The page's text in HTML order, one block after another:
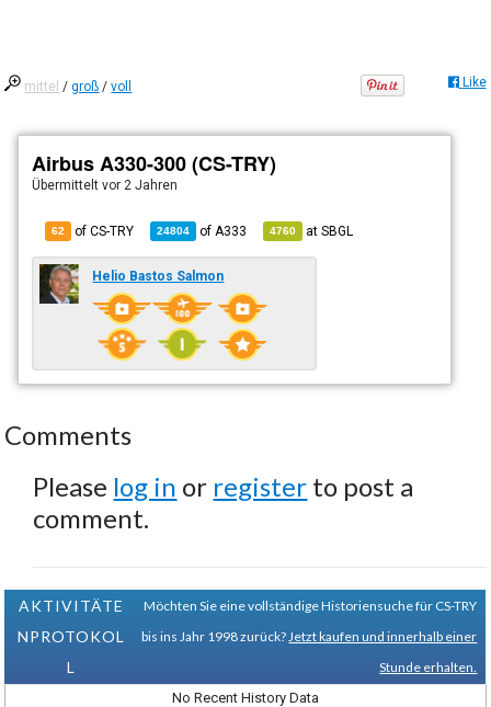
mittel /groß /voll Like
Airbus A330-300 (CS-TRY)
Übermitteltvor 2 Jahren
62 of CS-TRY 24804 of A333 4760 atSBGL
Helio Bastos Salmon
Comments
Please log in or register to post a
comment.
AKTIVITÄTE
NPROTOKOL
L
Möchten Sie eine vollständige Historiensuche für CS-TRY
bis ins Jahr 1998 zurück? Jetzt kaufen und innerhalb einer
Stunde erhalten.
No Recent History Data